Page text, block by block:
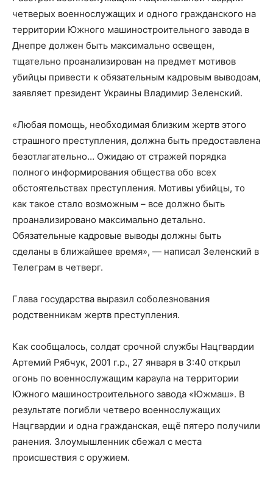
четверых военнослужащих и одного гражданского на
территории Южного машиностроительного завода в
Днепре должен быть максимально освещен,
тщательно проанализирован на предмет мотивов
убийцы привести к обязательным кадровым выводоам,
заявляет президент Украины Владимир Зеленский.
«Любая помощь, необходимая близким жертв этого
страшного преступления, должна быть предоставлена
безотлагательно… Ожидаю от стражей порядка
полного информирования общества обо всех
обстоятельствах преступления. Мотивы убийцы, то
как такое стало возможным – все должно быть
проанализировано максимально детально.
Обязательные кадровые выводы должны быть
сделаны в ближайшее время», — написал Зеленский в
Телеграм в четверг.
Глава государства выразил соболезнования
родственникам жертв преступления.
Как сообщалось, солдат срочной службы Нацгвардии
Артемий Рябчук, 2001 г.р., 27 января в 3:40 открыл
огонь по военнослужащим караула на территории
Южного машиностроительного завода «Южмаш». В
результате погибли четверо военнослужащих
Нацгвардии и одна гражданская, ещё пятеро получили
ранения. Злоумышленник сбежал с места
происшествия с оружием.